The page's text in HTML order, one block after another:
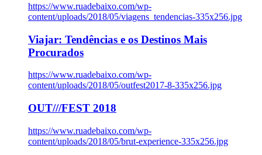
https://www.ruadebaixo.com/wp-
content/uploads/2018/05/viagens_tendencias-335x256.jpg
Viajar: Tendências e os Destinos Mais
Procurados
https://www.ruadebaixo.com/wp-
content/uploads/2018/05/outfest2017-8-335x256.jpg
OUT///FEST 2018
https://www.ruadebaixo.com/wp-
content/uploads/2018/05/brut-experience-335x256.jpg